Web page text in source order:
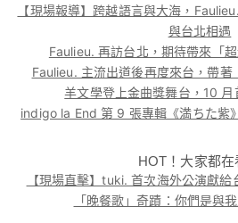
【現場報導】跨越語言與大海，
與台北相遇
Faulieu. 再訪台北，期待帶來「
Faulieu. 主流出道後再度來台，帶著
羊文學登上金曲獎舞台，10
indigo la End 第 9 張專輯《満ちた紫
HOT！大家都在
【現場直擊】tuki. 首次海外公演獻
「晚餐歌」奇蹟：你們是與